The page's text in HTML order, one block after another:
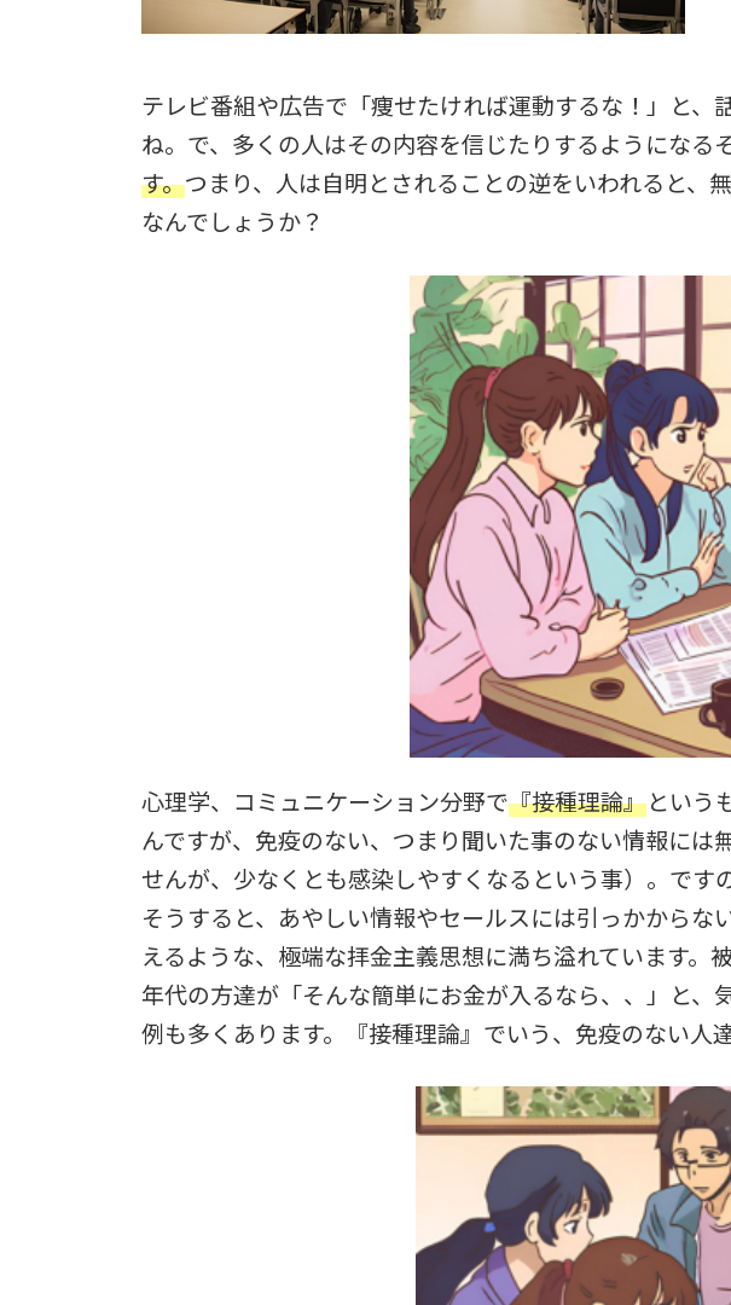
テレビ番組や広告で「痩せたければ運動するな！」と
ね。で、多くの人はその内容を信じたりするようになるそ
す。つまり、人は自明とされることの逆をいわれると、
なんでしょうか？
心理学、コミュニケーション分野で『接種理論』という
んですが、免疫のない、つまり聞いた事のない情報に
せんが、少なくとも感染しやすくなるという事）。です
そうすると、あやしい情報やセールスには引っかから
えるような、極端な拝金主義思想に満ち溢れています
年代の方達が「そんな簡単にお金が入るなら、、」と
例も多くあります。『接種理論』でいう、免疫のない人